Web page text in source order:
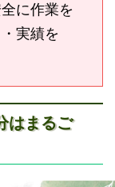
に作業を
実績を
はまるご